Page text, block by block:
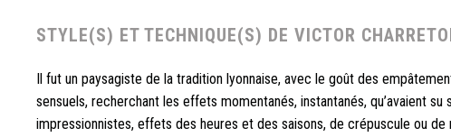
STYLE(S) ET TECHNIQUE(S) DE VICTOR
Il fut un paysagiste de la tradition lyonnaise, avec le goût des
sensuels, recherchant les effets momentanés, instantanés, qu’avaient su
impressionnistes, effets des heures et des saisons, de crépuscule ou de